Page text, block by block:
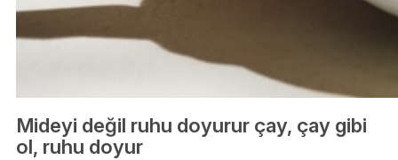
Mideyi değil ruhu doyurur çay, çay gibi
ol, ruhu doyur